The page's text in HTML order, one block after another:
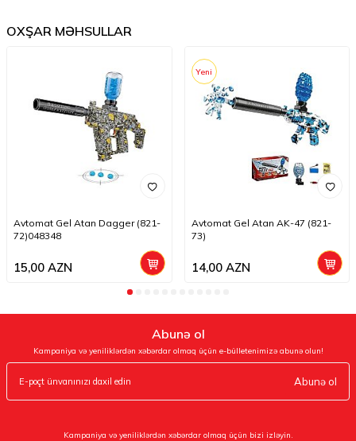
OXŞAR MƏHSULLAR
Avtomat Gel Atan Dagger (821-
72)048348
15,00 AZN
Yeni
Avtomat Gel Atan AK-47 (821-
73)
14,00AZN
Abunə ol
Kampaniya və yeniliklərdən xəbərdar olmaq üçün e-bülletenimizə abunə olun!
Abunə ol
Kampaniya və yeniliklərdən xəbərdar olmaq üçün bizi izləyin.